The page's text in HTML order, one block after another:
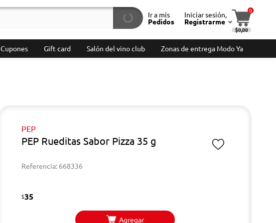
Ir a mis
Pedidos
Iniciar sesión,
Registrarme
0
$0,00
Cupones Gift card Salón del vino club Zonas de entrega Modo Ya
PEP
PEP Rueditas Sabor Pizza 35 g
Referencia: 668336
$35
Agregar